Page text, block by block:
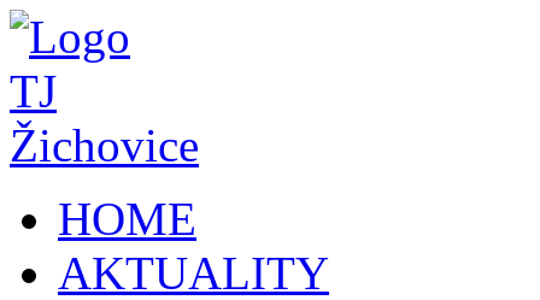
HOME
AKTUALITY